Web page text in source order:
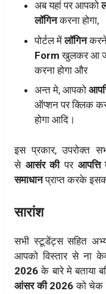
अब यहां पर आपको
लॉगिनकरना होगा,
पोर्टल मेंलॉगिन
Form खुलकर आ
करना होगा और
अन्त मे, आपको
ऑप्शन पर क्लिक
होगा आदि।
इस प्रकार, उपरोक्त
से आसंर कीपर आपत्ति
समाधानप्राप्त करके
सारांश
सभी स्टूडेंट्स सहित
आपको विस्तार से ना
2026 के बारे मे बताया
आंसर की 2026को चेक